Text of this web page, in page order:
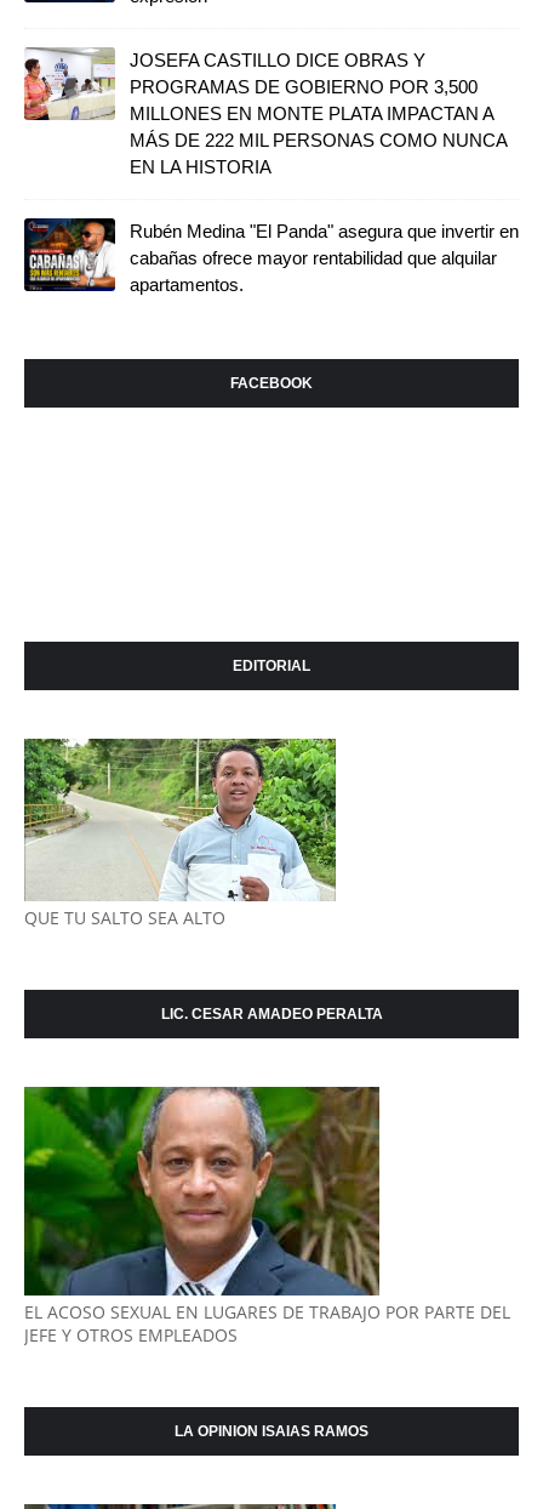
JOSEFA CASTILLO DICE OBRAS Y
PROGRAMAS DE GOBIERNO POR 3,500
MILLONES EN MONTE PLATA IMPACTAN A
MÁS DE 222 MIL PERSONAS COMO NUNCA
EN LA HISTORIA
Rubén Medina "El Panda" asegura que invertir en
cabañas ofrece mayor rentabilidad que alquilar
apartamentos.
FACEBOOK
EDITORIAL
QUE TU SALTO SEA ALTO
LIC. CESAR AMADEO PERALTA
EL ACOSO SEXUAL EN LUGARES DE TRABAJO POR PARTE DEL
JEFE Y OTROS EMPLEADOS
LA OPINION ISAIAS RAMOS